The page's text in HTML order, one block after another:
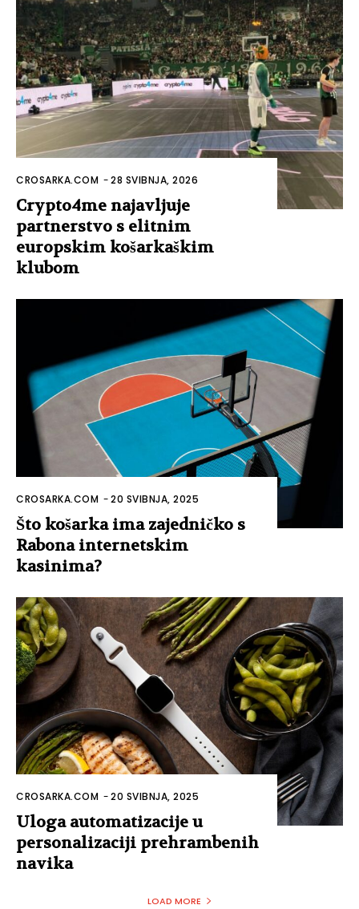
CROSARKA.COM -28 SVIBNJA, 2026
Crypto4me najavljuje
partnerstvo s elitnim
europskim košarkaškim
klubom
CROSARKA.COM -20 SVIBNJA, 2025
Što košarka ima zajedničko s
Rabona internetskim
kasinima?
CROSARKA.COM -20 SVIBNJA, 2025
Uloga automatizacije u
personalizaciji prehrambenih
navika
LOAD MORE